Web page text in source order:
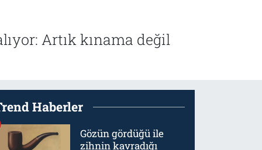
Artık kınama değil
Haberler
Gözün gördüğü ile
zihnin kavradığı